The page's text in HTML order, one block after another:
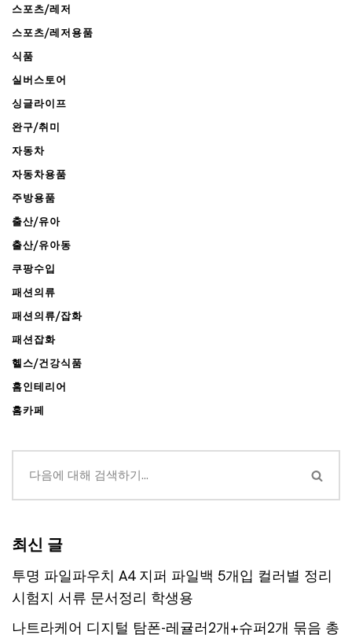
스포츠/레저
스포츠/레저용품
식품
실버스토어
싱글라이프
완구/취미
자동차
자동차용품
주방용품
출산/유아
출산/유아동
쿠팡수입
패션의류
패션의류/잡화
패션잡화
헬스/건강식품
홈인테리어
홈카페
최신 글
투명 파일파우치 A4 지퍼 파일백 5개입 컬러별 정리
시험지 서류 문서정리 학생용
나트라케어 디지털 탐폰-레귤러2개+슈퍼2개 묶음 총